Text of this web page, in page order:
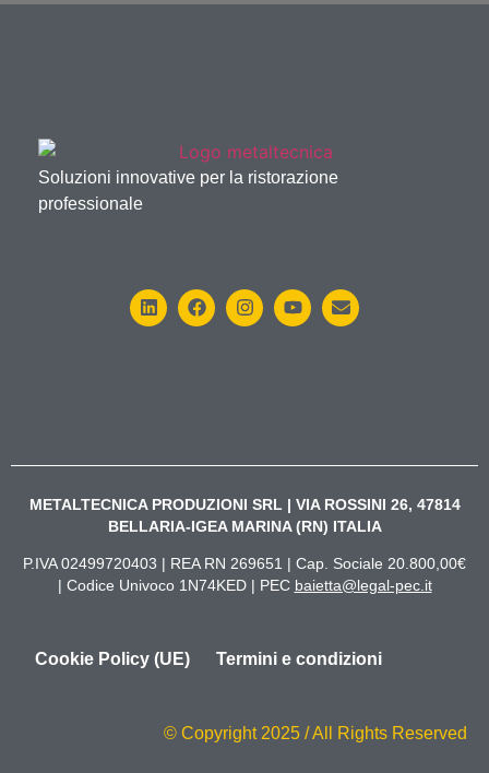
Soluzioni innovative per la ristorazione
professionale
METALTECNICA PRODUZIONI SRL | VIA ROSSINI 26, 47814
BELLARIA-IGEA MARINA (RN) ITALIA
P.IVA 02499720403 | REA RN 269651 | Cap. Sociale 20.800,00€
| Codice Univoco 1N74KED | PEC baietta@legal-pec.it
Cookie Policy (UE) Termini e condizioni
© Copyright 2025 / All Rights Reserved